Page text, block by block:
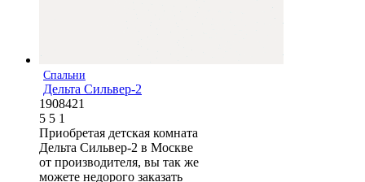
Спальни
Дельта Сильвер-2
1908421
5 5 1
Приобретая детская комната
Дельта Сильвер-2 в Москве
от производителя, вы так же
можете недорого заказать